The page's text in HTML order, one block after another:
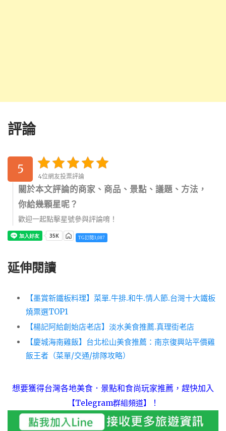
評論
5
4位網友投票評論
關於本文評論的商家、商品、景點、議題、方法，
你給幾顆星呢？
歡迎一起點擊星號參與評論唷！
TG訂閱3,087
延伸閱讀
【墨賞新鐵板料理】菜單.牛排.和牛.情人節.台灣十大鐵板
燒票選TOP1
【楊記阿給創始店老店】淡水美食推薦.真理街老店
【慶城海南雞飯】台北松山美食推薦：南京復興站平價雞
飯王者（菜單/交通/排隊攻略）
想要獲得台灣各地美食．景點和食尚玩家推薦，趕快加入
【Telegram群組頻道】 ！